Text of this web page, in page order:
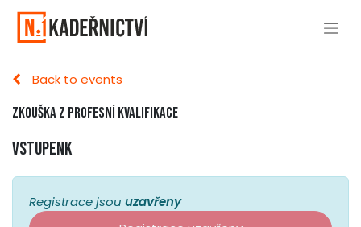
Back to events
Zkouška z profesní kvalifikace
Vstupenk
Registrace jsou uzavřeny